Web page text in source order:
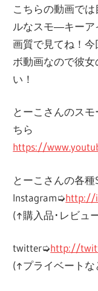
こちらの動画で
ルなスモ―キーア
画質で見てね！
ボ動画なので彼
い！
とーこさんのス
ちら
https://
とーこさんの各
Instagram➭http://
(↑購入品･レビュ
twitter➭http://
(↑プライベートな